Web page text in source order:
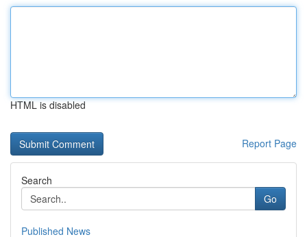
HTML is disabled
Report Page
Search
Go
Published News